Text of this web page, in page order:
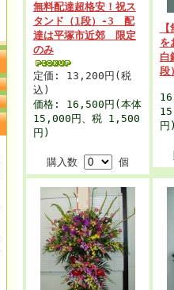
無料配達超格安！祝ス
タンド（1段）-3 配
達は平塚市近郊 限定
のみ
定価: 13,200円(税
込)
価格: 16,500円 (本体
15,000円、税 1,500
円)
購入数 個
を
白
段